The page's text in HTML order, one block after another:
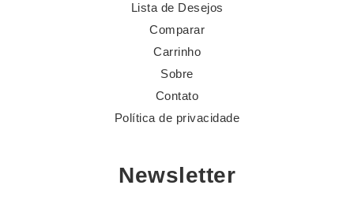
Lista de Desejos
Comparar
Carrinho
Sobre
Contato
Política de privacidade
Newsletter